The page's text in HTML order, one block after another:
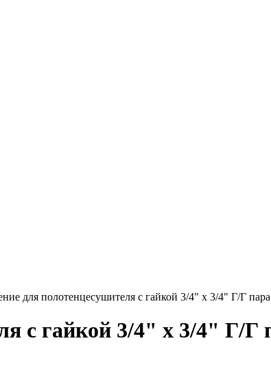
для полотенцесушителя с гайкой 3/4" х 3/4" Г/Г пара
с гайкой 3/4" х 3/4" Г/Г